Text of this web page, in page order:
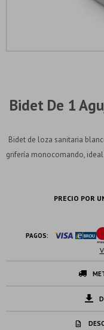
Bidet De 1
Bidet de loza sanitaria
grifería monocomando,
PRECIO POR
PAGOS: